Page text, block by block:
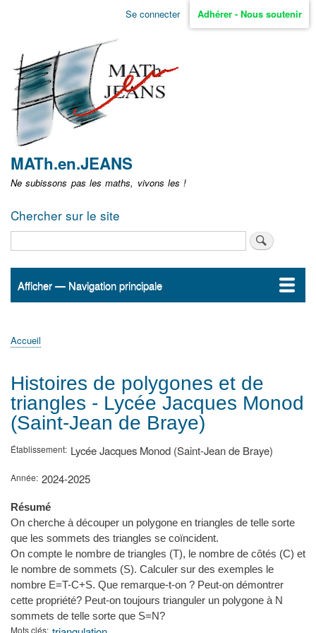
Aller
non
identifié
Se connecter Adhérer - Nous soutenir
MATh.en.JEANS
Ne subissons pas les maths, vivons les !
Chercher sur le site
Navigation
Afficher — Navigation principale
Accueil
ActualitésMATh.en.JEANS ?
Régions et Ateliers
Créer, gérer un atelier
Sujets/Publications
Congrès
d'Ariane
Accueil
Histoires de polygones et de
triangles - Lycée Jacques Monod
(Saint-Jean de Braye)
Établissement Lycée Jacques Monod (Saint-Jean de Braye)
Année 2024-2025
Résumé
On cherche à découper un polygone en triangles de telle sorte
que les sommets des triangles se coïncident.
On compte le nombre de triangles (T), le nombre de côtés (C) et
le nombre de sommets (S). Calculer sur des exemples le
nombre E=T-C+S. Que remarque-t-on ? Peut-on démontrer
cette propriété? Peut-on toujours trianguler un polygone à N
sommets de telle sorte que S=N?
Mots clés